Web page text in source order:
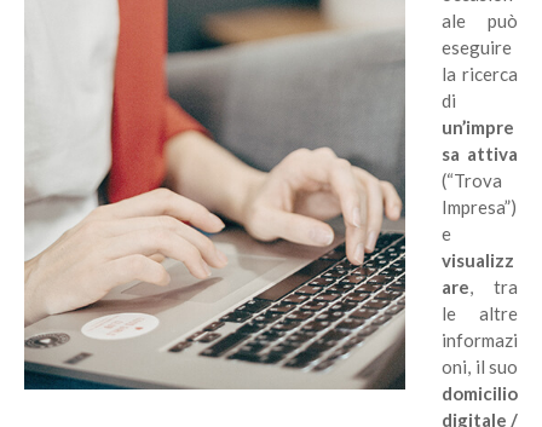
ale può
eseguire
la ricerca
di
un’impre
sa attiva
(“Trova
Impresa”)
e
visualizz
are, tra
le altre
informazi
oni, il suo
domicilio
digitale /